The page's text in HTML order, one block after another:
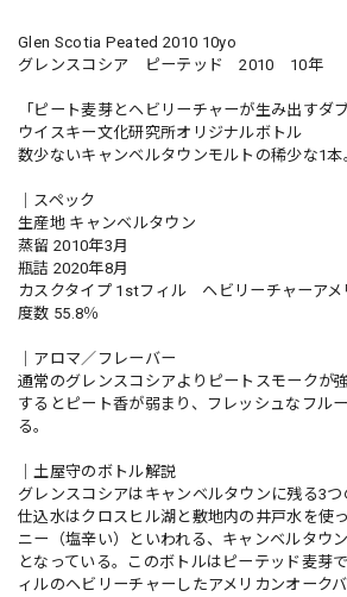
Glen Scotia Peated 2010 10yo
グレンスコシア ピーテッド 2010 10年
「ピート麦芽とヘビリーチャーが生み出すダ
ウイスキー文化研究所オリジナルボトル
数少ないキャンベルタウンモルトの稀少な1本
｜スペック
生産地 キャンベルタウン
蒸留 2010年3月
瓶詰 2020年8月
カスクタイプ 1stフィル ヘビリーチャーアメ
度数 55.8％
｜アロマ／フレーバー
通常のグレンスコシアよりピートスモークが
するとピート香が弱まり、フレッシュなフル
る。
｜土屋守のボトル解説
グレンスコシアはキャンベルタウンに残る3つ
仕込水はクロスヒル湖と敷地内の井戸水を使
ニー（塩辛い）といわれる、キャンベルタウ
となっている。このボトルはピーテッド麦芽
ィルのヘビリーチャーしたアメリカンオーク